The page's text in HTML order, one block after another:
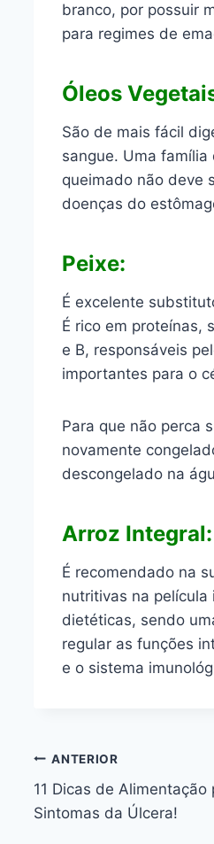
branco, por possuir
para regimes de
Óleos
São de mais fácil
sangue. Uma
queimado não deve
doenças do
Peixe:
É excelente
É rico em proteínas,
e B, responsáveis
importantes para o
Para que não perca
novamente
descongelado na
Arroz Integral:
É recomendado na
nutritivas na película
dietéticas, sendo
regular as funções
e o sistema
Navegação
de
ANTERIOR
11 Dicas de Alimentação
Sintomas da Úlcera!